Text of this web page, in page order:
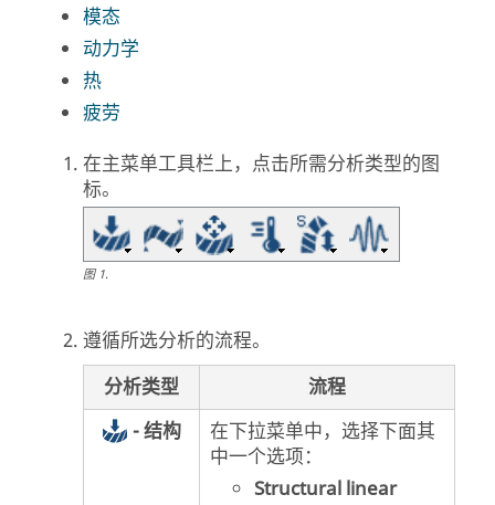
模态
动力学
热
疲劳
在主菜单工具栏上，点击所需分析类型的图
标。
图1.
遵循所选分析的流程。
分析类型
流程
- 结构
在下拉菜单中，选择下面其
中一个选项：
Structural linear